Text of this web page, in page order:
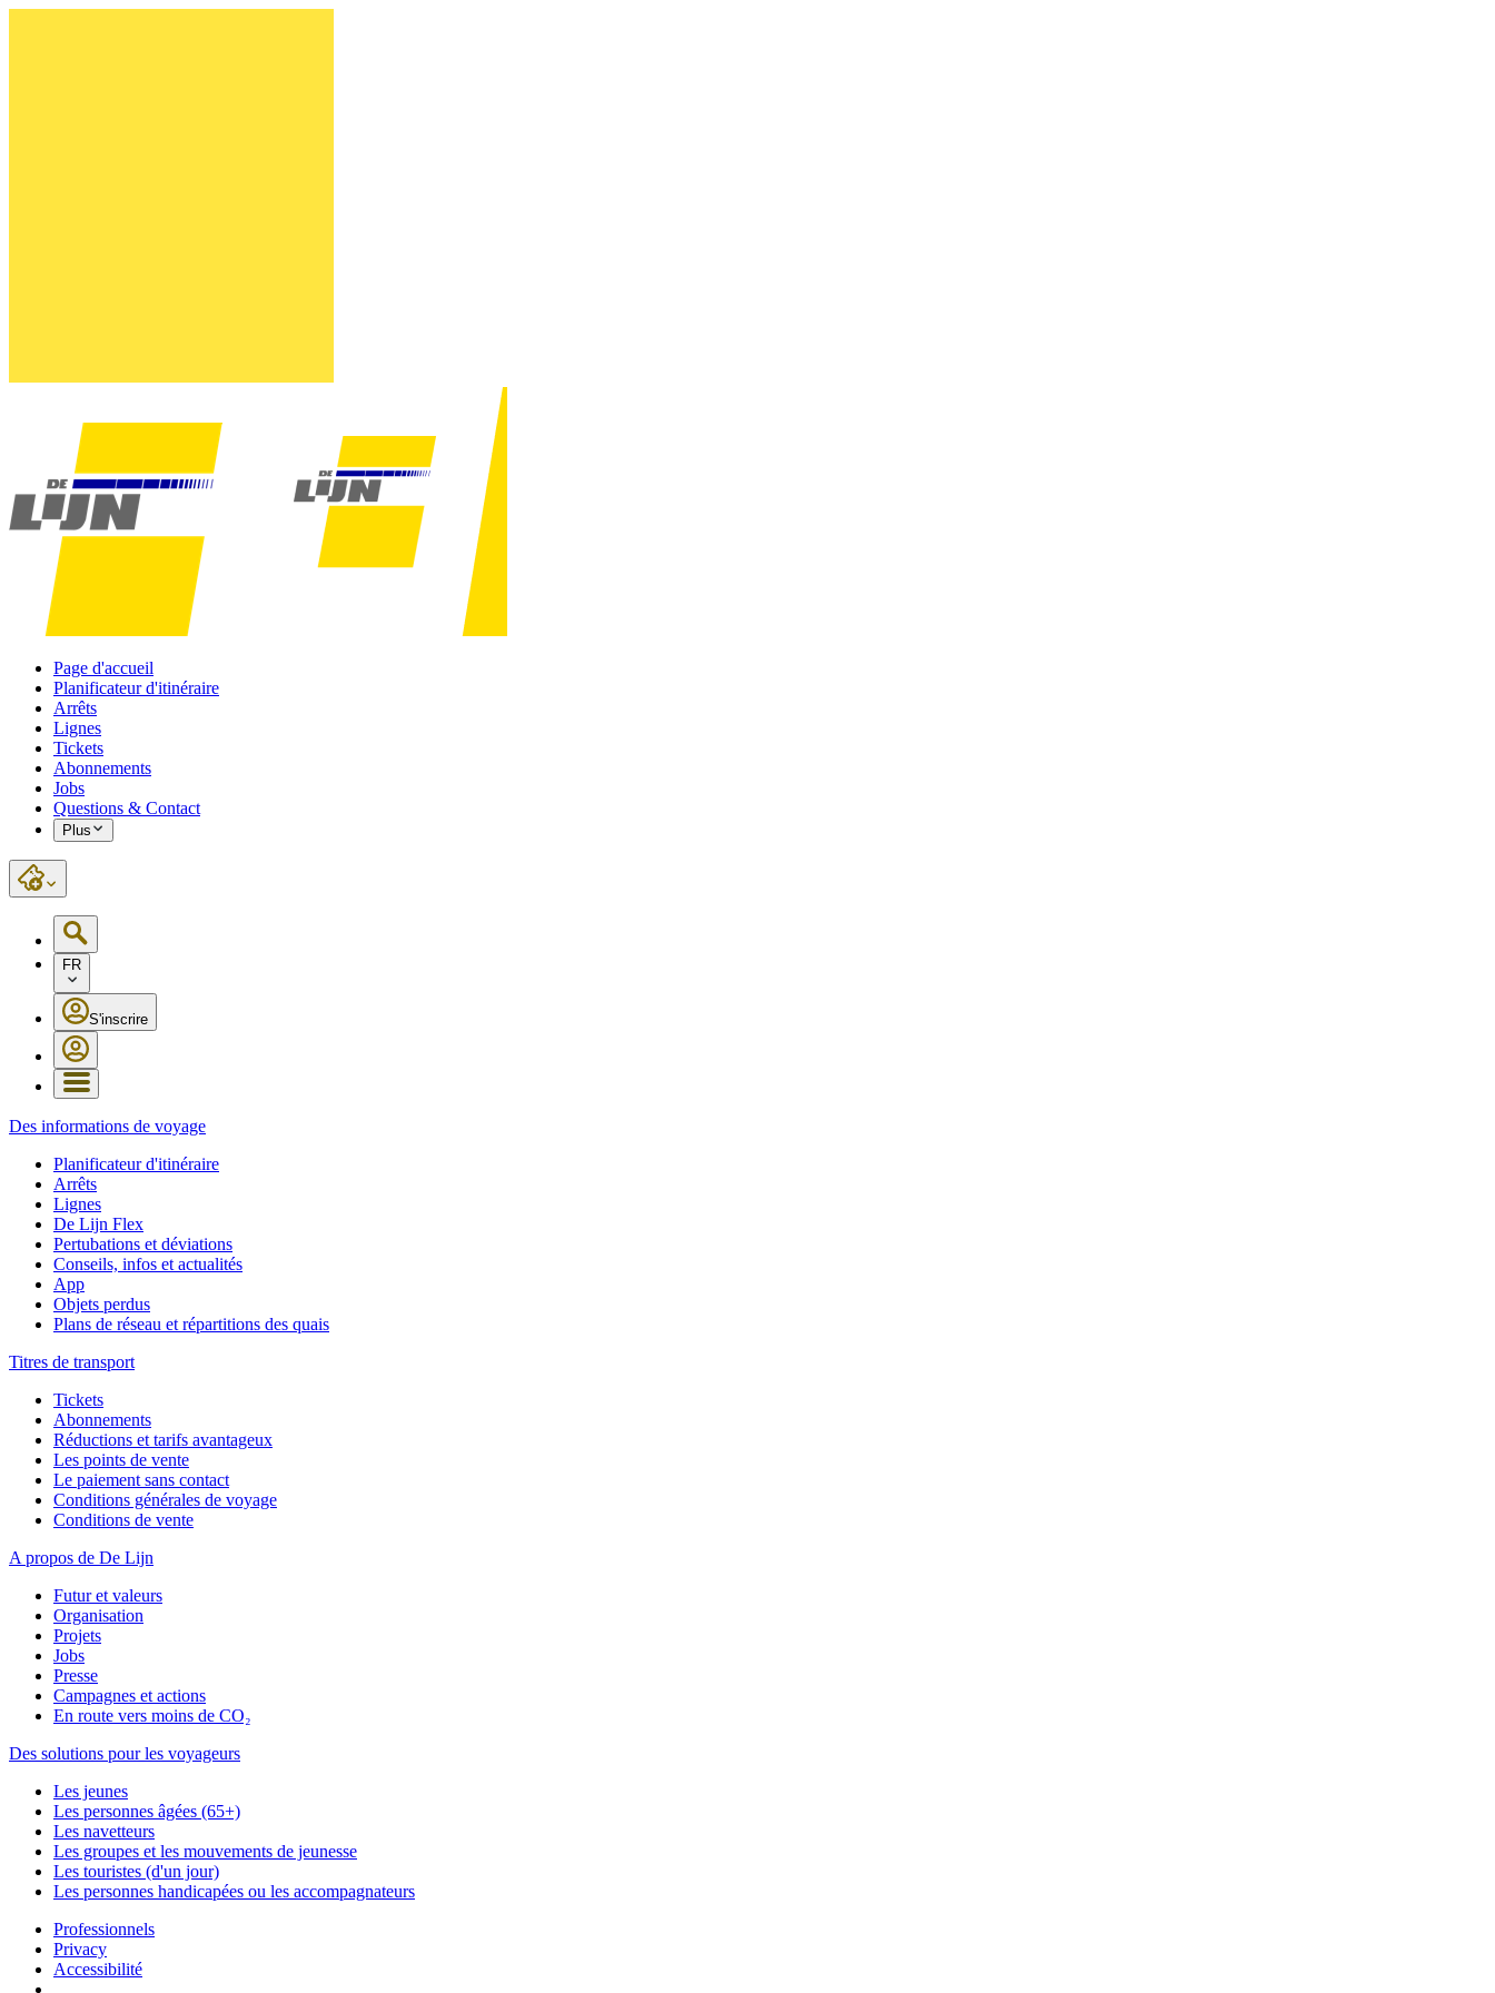
Page d'accueil
Planificateur d'itinéraire
Arrêts
Lignes
Tickets
Abonnements
Jobs
Questions & Contact
Plus
FR
S'inscrire
Des informations de voyage
Planificateur d'itinéraire
Arrêts
Lignes
De Lijn Flex
Pertubations et déviations
Conseils, infos et actualités
App
Objets perdus
Plans de réseau et répartitions des quais
Titres de transport
Tickets
Abonnements
Réductions et tarifs avantageux
Les points de vente
Le paiement sans contact
Conditions générales de voyage
Conditions de vente
A propos de De Lijn
Futur et valeurs
Organisation
Projets
Jobs
Presse
Campagnes et actions
En route vers moins de CO₂
Des solutions pour les voyageurs
Les jeunes
Les personnes âgées (65+)
Les navetteurs
Les groupes et les mouvements de jeunesse
Les touristes (d'un jour)
Les personnes handicapées ou les accompagnateurs
Professionnels
Privacy
Accessibilité